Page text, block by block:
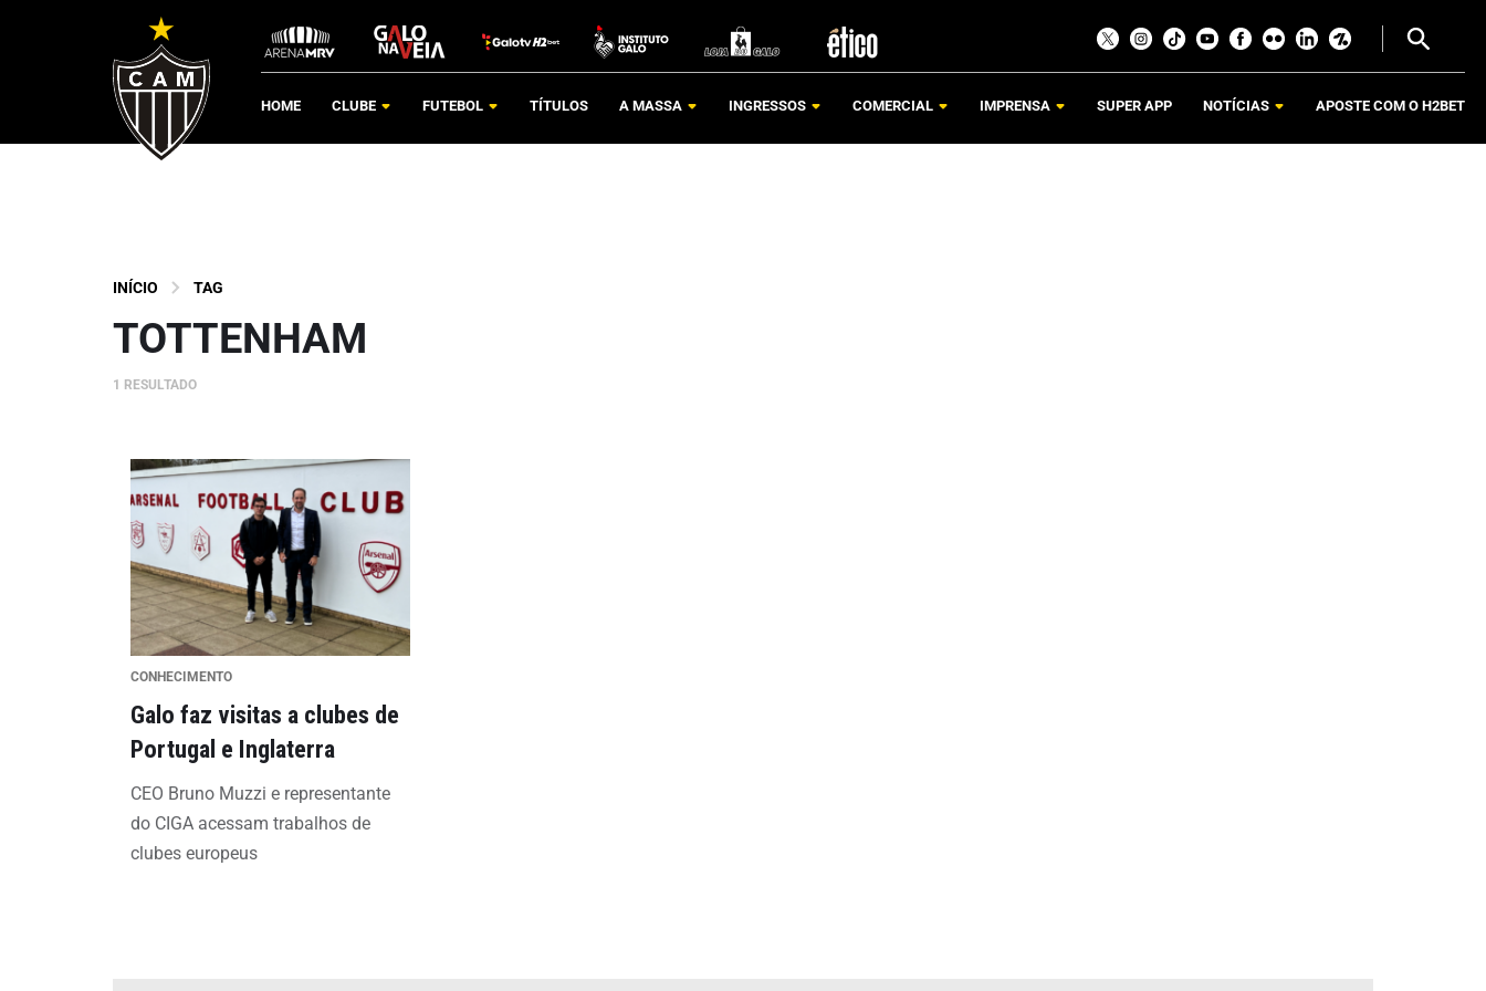
HOME CLUBE FUTEBOL TÍTULOS A MASSA INGRESSOS COMERCIAL IMPRENSA SUPER APP NOTÍCIAS APOSTE COM O H2BET
INÍCIO TAG
TOTTENHAM
1 RESULTADO
CONHECIMENTO
Galo faz visitas a clubes de
Portugal e Inglaterra
CEO Bruno Muzzi e representante
do CIGA acessam trabalhos de
clubes europeus